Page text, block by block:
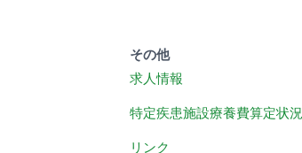
その他
求人情報
特定疾患施設療養費算定状況
リンク